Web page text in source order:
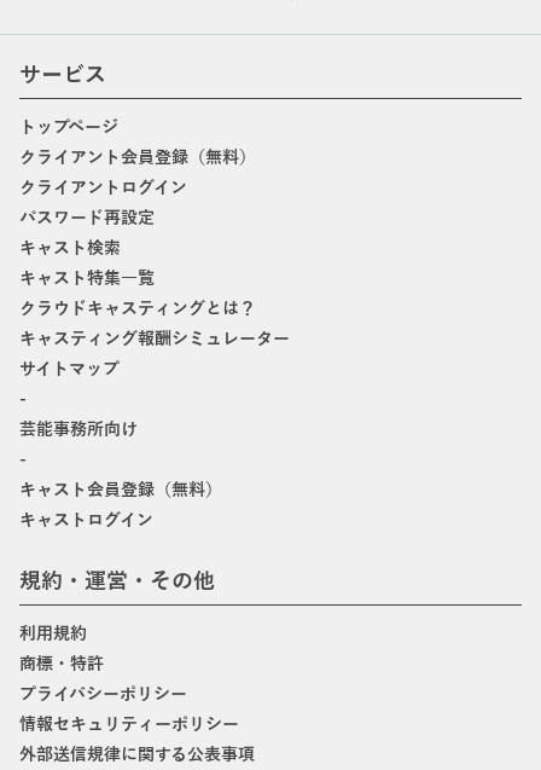
サービス
トップページ
クライアント会員登録（無料）
クライアントログイン
パスワード再設定
キャスト検索
キャスト特集一覧
クラウドキャスティングとは？
キャスティング報酬シミュレーター
サイトマップ
-
芸能事務所向け
-
キャスト会員登録（無料）
キャストログイン
規約・運営・その他
利用規約
商標・特許
プライバシーポリシー
情報セキュリティーポリシー
外部送信規律に関する公表事項